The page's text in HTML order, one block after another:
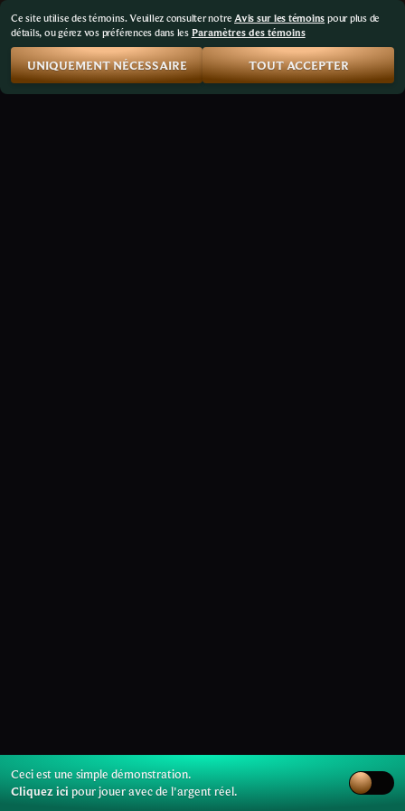
Ceci est une simple démonstration.
Cliquez ici pour jouer avec de l'argent réel.
Ce site utilise des témoins. Veuillez consulter notreAvis sur les témoins pour plus de
détails, ou gérez vos préférences dans les Paramètres des témoins
UNIQUEMENT NÉCESSAIRE TOUT ACCEPTER